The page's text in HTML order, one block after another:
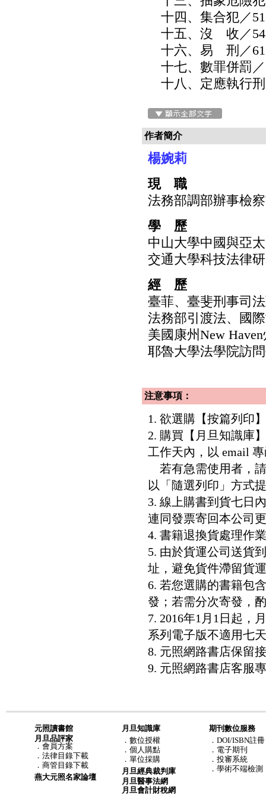
十四、集合犯／51
十五、沒 收／54
十六、易 刑／61
十七、數罪併罰
十八、定應執行
作者簡介
楊婉莉
現 職
法務部調部辦事檢
學 歷
中山大學中國與亞
交通大學科技法律
經 歷
臺菲、臺斐刑事司
法務部引渡法、國
美國康州New
耶魯大學法學院訪
注意事項：
1. 欲選購【按篇列印
2. 購買【月旦知識庫
工作天內，以 email
若有急需使用者，請
以「隨選列印」方式
3. 線上購書到貨七日
連同發票寄回本公司
4. 書籍退換貨處理作
5. 由於貨運公司送貨
址，避免貨件滯留貨
6. 若您選購的書籍包
發；若需分次寄發，
7. 2016年1月1日起，
系列電子版不適用七
8. 元照網路書店保留
9. 元照網路書店客服
元照讀書館
月旦品評家
． 會員方案
． 法律目錄下載
． 商管目錄下載
燕大元照名家論壇
月旦知識庫
． 數位授權
． 個人購點
． 單位採購
月旦經典裁判庫
月旦醫事法網
月旦會計財稅網
期刊數位服務
．DOI/ISBN註冊
．電子期刊
．投審系統
．學術不端檢測